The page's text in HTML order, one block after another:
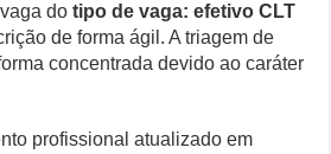
dotipo de vaga: efetivo CLT
de forma ágil. A triagem de
concentrada devido ao caráter
profissional atualizado em